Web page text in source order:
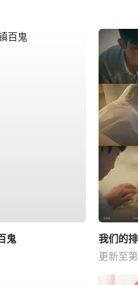
鬼
我们的
更新至